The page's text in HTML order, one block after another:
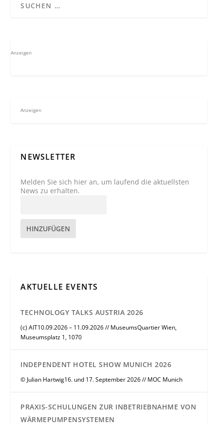
Anzeigen
Anzeigen
NEWSLETTER
Melden Sie sich hier an, um laufend die aktuellsten
News zu erhalten.
HINZUFÜGEN
AKTUELLE EVENTS
TECHNOLOGY TALKS AUSTRIA 2026
(c) AIT10.09.2026 – 11.09.2026 // MuseumsQuartier Wien,
Museumsplatz 1, 1070
INDEPENDENT HOTEL SHOW MUNICH 2026
© Julian Hartwig16. und 17. September 2026 // MOC Munich
PRAXIS-SCHULUNGEN ZUR INBETRIEBNAHME VON
WÄRMEPUMPENSYSTEMEN